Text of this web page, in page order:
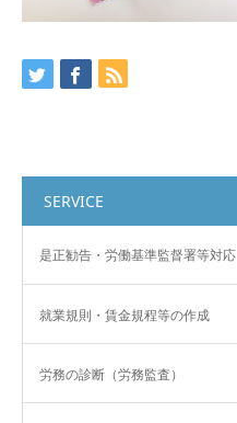
SERVICE
是正勧告・労働基準監督署等対応
就業規則・賃金規程等の作成
労務の診断（労務監査）